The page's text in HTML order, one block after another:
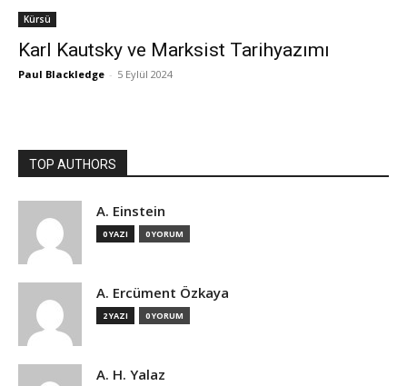
Kürsü
Karl Kautsky ve Marksist Tarihyazımı
Paul Blackledge - 5 Eylül 2024
TOP AUTHORS
A. Einstein
0 YAZI 0 YORUM
A. Ercüment Özkaya
2 YAZI 0 YORUM
A. H. Yalaz